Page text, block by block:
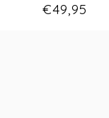
€49,95